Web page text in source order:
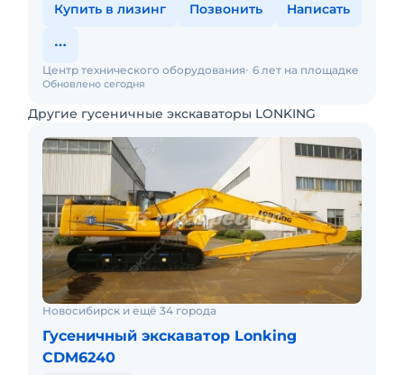
Купить в лизинг Позвонить Написать
Обновлено сегодня
Центр технического оборудования 6 лет на площадке
Другие гусеничные экскаваторы LONKING
Новосибирск и ещё 34 города
Гусеничный экскаватор Lonking
CDM6240